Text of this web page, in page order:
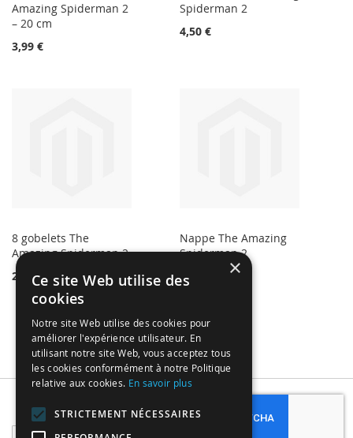
Amazing Spiderman 2
– 20 cm
3,99 €
Spiderman 2
4,50 €
8 gobelets The
Amazing Spiderman 2
2,50 €
Nappe The Amazing
Spiderman 2
7,50 €
Sign
Subscribe
×
Ce site Web utilise des
cookies
Notre site Web utilise des cookies pour
améliorer l'expérience utilisateur. En
utilisant notre site Web, vous acceptez tous
les cookies conformément à notre Politique
relative aux cookies. En savoir plus
STRICTEMENT NÉCESSAIRES